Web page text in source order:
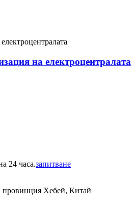
на електроцентралата
24 часа.запитване
провинция Хебей, Китай